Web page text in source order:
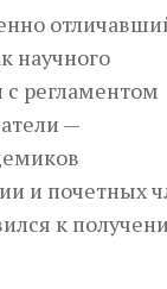
научного
с регламентом
—
и почетных
к